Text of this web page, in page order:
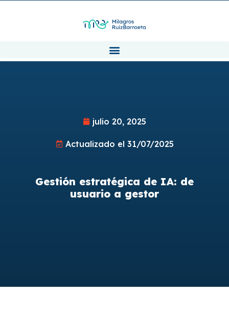
julio 20, 2025
Actualizado el 31/07/2025
Gestión estratégica de IA: de
usuario a gestor